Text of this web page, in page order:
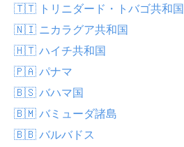
🇹🇹 トリニダード・トバゴ共和国
🇳🇮 ニカラグア共和国
🇭🇹 ハイチ共和国
🇵🇦 パナマ
🇧🇸 バハマ国
🇧🇲 バミューダ諸島
🇧🇧 バルバドス